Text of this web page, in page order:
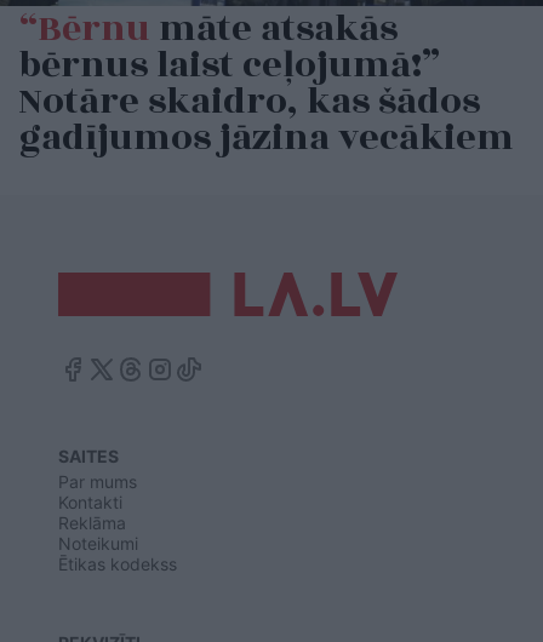
“Bērnumāte atsakās
bērnus laist ceļojumā!”
Notāre skaidro, kas šādos
gadījumos jāzina vecākiem
SAITES
Par mums
Kontakti
Reklāma
Noteikumi
Ētikas kodekss